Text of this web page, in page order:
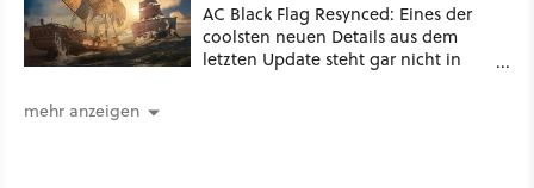
AC Black Flag Resynced: Eines der
coolsten neuen Details aus dem
letzten Update steht gar nicht in
mehr anzeigen